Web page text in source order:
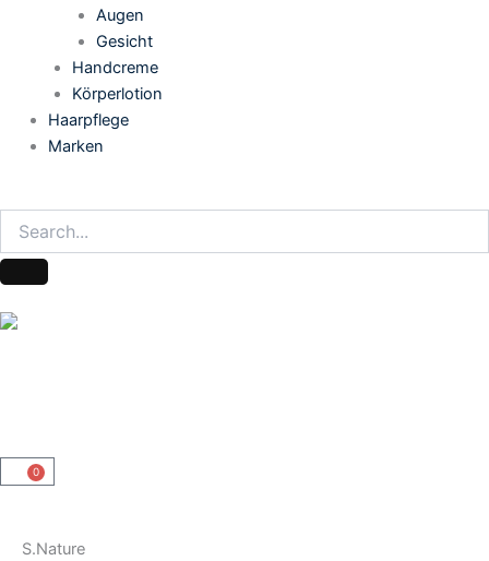
Augen
Gesicht
Handcreme
Körperlotion
Haarpflege
Marken
0
Warenkorb
S.Nature